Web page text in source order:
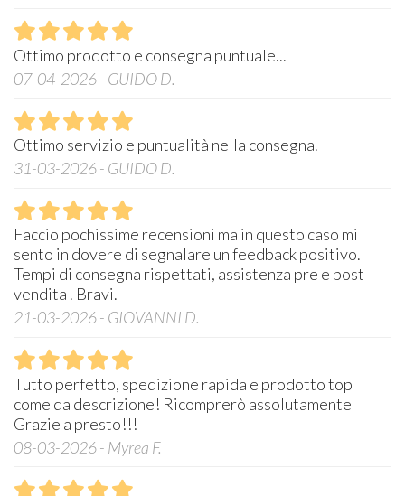
Ottimo prodotto e consegna puntuale...
07-04-2026 - GUIDO D.
Ottimo servizio e puntualità nella consegna.
31-03-2026 - GUIDO D.
Faccio pochissime recensioni ma in questo caso mi
sento in dovere di segnalare un feedback positivo.
Tempi di consegna rispettati, assistenza pre e post
vendita . Bravi.
21-03-2026 - GIOVANNI D.
Tutto perfetto, spedizione rapida e prodotto top
come da descrizione! Ricomprerò assolutamente
Grazie a presto!!!
08-03-2026 - Myrea F.